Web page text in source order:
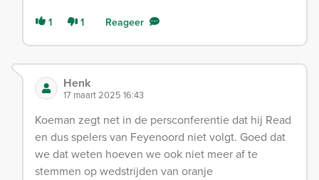
1 1 Reageer
Henk
17 maart 2025 16:43
Koeman zegt net in de persconferentie dat hij Read
en dus spelers van Feyenoord niet volgt. Goed dat
we dat weten hoeven we ook niet meer af te
stemmen op wedstrijden van oranje